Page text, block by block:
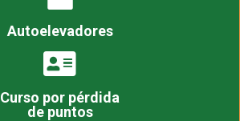
Autoelevadores
Curso por pérdida
de puntos